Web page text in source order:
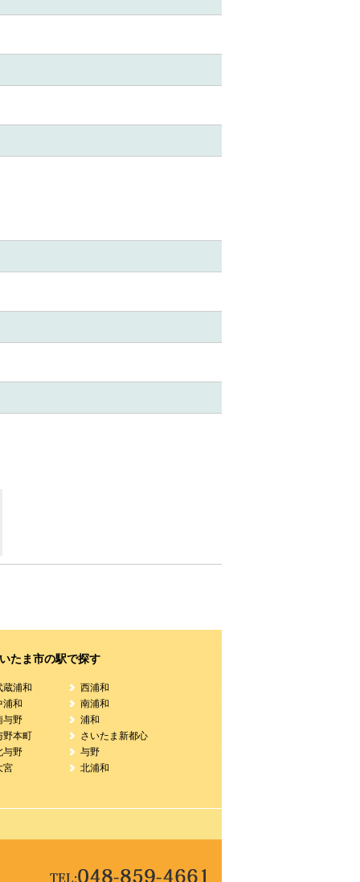
たま市の駅で探す
蔵浦和
浦和
与野
野本町
与野
宮
西浦和
南浦和
浦和
さいたま新都心
与野
北浦和